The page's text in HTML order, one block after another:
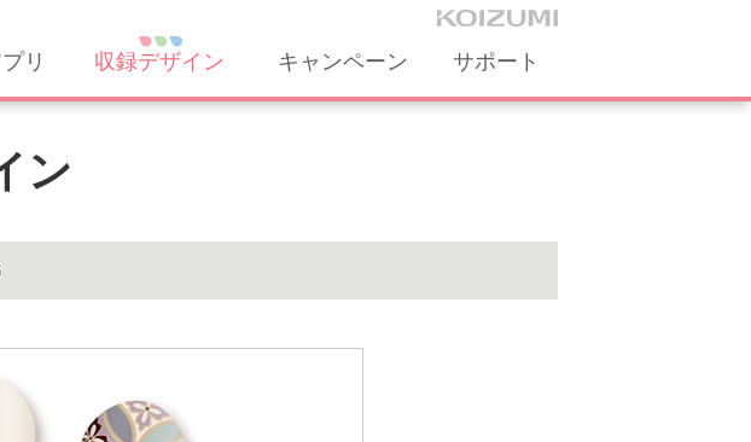
リ 収録デザイン キャンペーン サポート
ン